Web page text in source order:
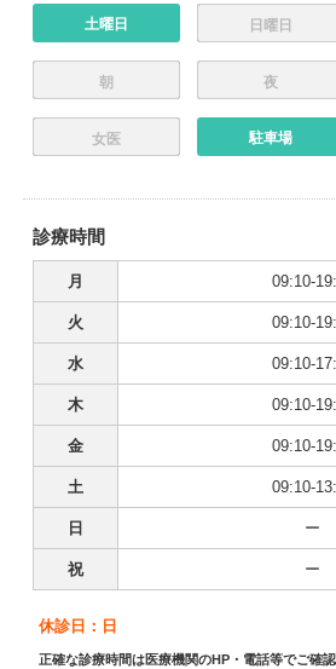
土曜日 日曜日
朝 夜
女医 駐車場
診療時間
月 09:10-
火 09:10-
水 09:10-
木 09:10-
金 09:10-
土 09:10-
日 ー
祝 ー
休診日：日
正確な診療時間は医療機関のHP・電話等でご確